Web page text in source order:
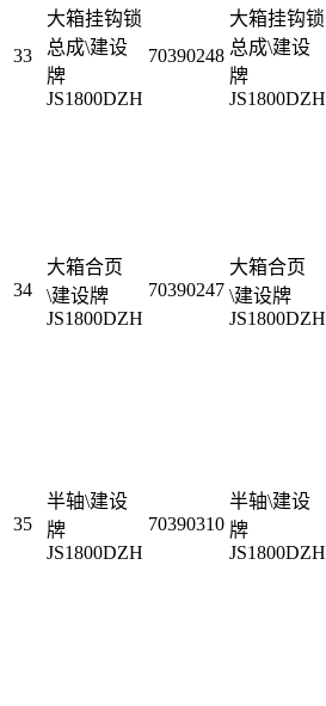
33
大箱挂钩锁
总成\建设
牌
JS1800DZH
70390248
大箱挂钩锁
总成\建设
牌
JS1800DZH
34
大箱合页
\建设牌
JS1800DZH
70390247
大箱合页
\建设牌
JS1800DZH
35
半轴\建设
牌
JS1800DZH
70390310
半轴\建设
牌
JS1800DZH